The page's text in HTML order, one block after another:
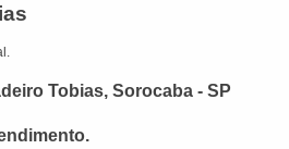
Tobias, Sorocaba - SP